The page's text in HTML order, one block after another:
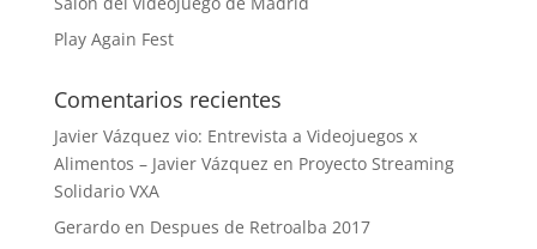
Play Again Fest
Comentarios recientes
Javier Vázquez vio: Entrevista a Videojuegos x
Alimentos – Javier Vázquez en Proyecto Streaming
Solidario VXA
Gerardoen Despues de Retroalba 2017